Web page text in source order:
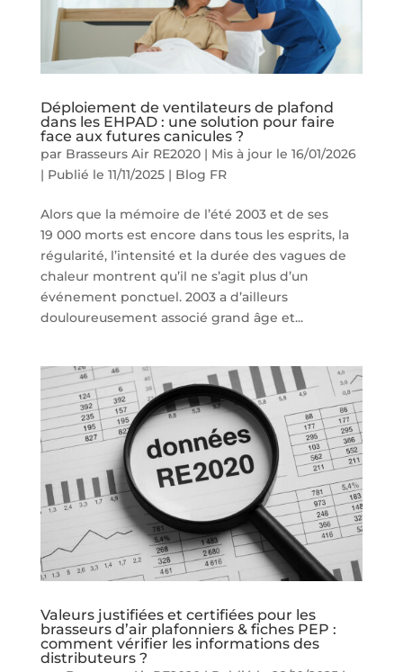
Déploiement de ventilateurs de plafond
dans les EHPAD : une solution pour faire
face aux futures canicules ?
par Brasseurs Air RE2020| Mis à jour le 16/01/2026
| Publié le 11/11/2025| Blog FR
Alors que la mémoire de l’été 2003 et de ses
19 000 morts est encore dans tous les esprits, la
régularité, l’intensité et la durée des vagues de
chaleur montrent qu’il ne s’agit plus d’un
événement ponctuel. 2003 a d’ailleurs
douloureusement associé grand âge et...
Valeurs justifiées et certifiées pour les
brasseurs d’air plafonniers & fiches PEP :
comment vérifier les informations des
distributeurs ?